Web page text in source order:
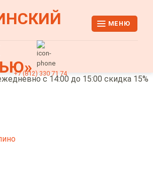
МЕНЮ
+7 (812) 330 71 74
с 14:00 до 15:00 скидка 15%